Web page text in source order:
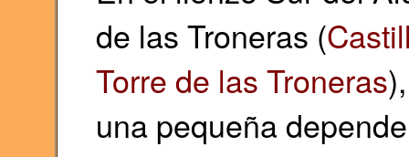
de las Troneras (
Torre de las Troneras
una pequeña